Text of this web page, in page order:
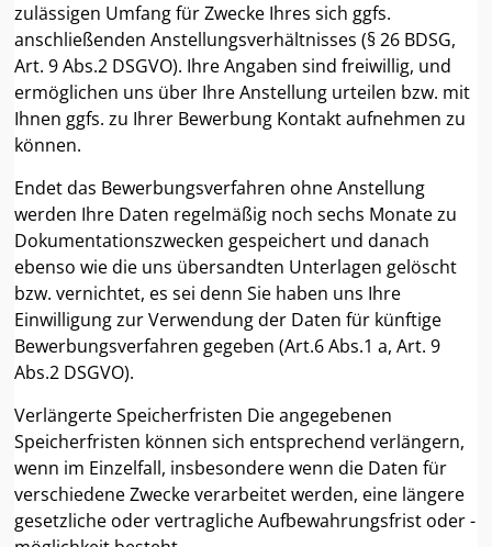
zulässigen Umfang für Zwecke Ihres sich ggfs.
anschließenden Anstellungsverhältnisses (§ 26 BDSG,
Art. 9 Abs.2 DSGVO). Ihre Angaben sind freiwillig, und
ermöglichen uns über Ihre Anstellung urteilen bzw. mit
Ihnen ggfs. zu Ihrer Bewerbung Kontakt aufnehmen zu
können.
Endet das Bewerbungsverfahren ohne Anstellung
werden Ihre Daten regelmäßig noch sechs Monate zu
Dokumentationszwecken gespeichert und danach
ebenso wie die uns übersandten Unterlagen gelöscht
bzw. vernichtet, es sei denn Sie haben uns Ihre
Einwilligung zur Verwendung der Daten für künftige
Bewerbungsverfahren gegeben (Art.6 Abs.1 a, Art. 9
Abs.2 DSGVO).
Verlängerte Speicherfristen Die angegebenen
Speicherfristen können sich entsprechend verlängern,
wenn im Einzelfall, insbesondere wenn die Daten für
verschiedene Zwecke verarbeitet werden, eine längere
gesetzliche oder vertragliche Aufbewahrungsfrist oder -